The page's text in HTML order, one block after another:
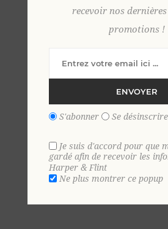
L XL
recevoir nos
promotions !
ENVOYER
S'abonner Se désinscrire
Je suis d'accord pour que
gardé afin de recevoir les
Harper & Flint
Ne plus montrer ce popup